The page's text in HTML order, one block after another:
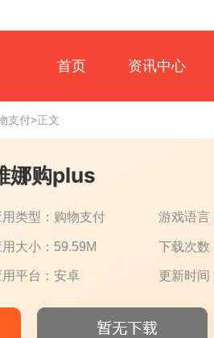
首页 资讯中心
支付>正文
娜购plus
用类型：购物支付 游戏语言
用大小：59.59M 下载次数
用平台：安卓 更新时间